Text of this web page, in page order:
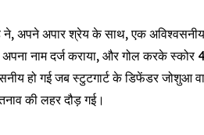
अपने अपार श्रेय के साथ, एक
नाम दर्ज कराया, और गोल करके
हो गई जब स्टुटगार्ट के डिफेंडर
की लहर दौड़ गई।